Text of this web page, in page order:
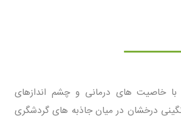
خاصیت های درمانی و چشم اندازهای
درخشان در میان جاذبه های گردشگری